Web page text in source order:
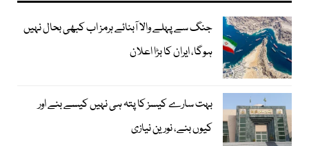
جنگ سے پہلے والا آبنائے ہرمز اب کبھی بحال نہیں
ہوگا، ایران کا بڑا اعلان
بہت سارے کیسز کا پتہ ہی نہیں کیسے بنے اور
کیوں بنے، نورین نیازی